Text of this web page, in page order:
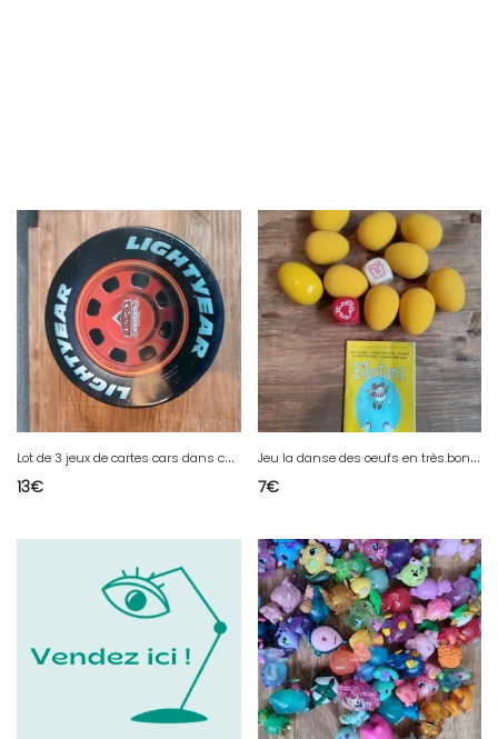
L
ot de 3 jeux de cartes cars dans coffret style pneu en bon état
13€
J
eu la danse des oeufs en très.bon état
7€